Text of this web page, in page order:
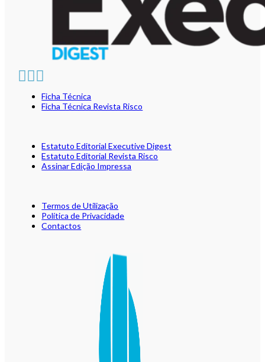
Ficha Técnica
Ficha Técnica Revista Risco
Estatuto Editorial Executive Digest
Estatuto Editorial Revista Risco
Assinar Edição Impressa
Termos de Utilização
Política de Privacidade
Contactos